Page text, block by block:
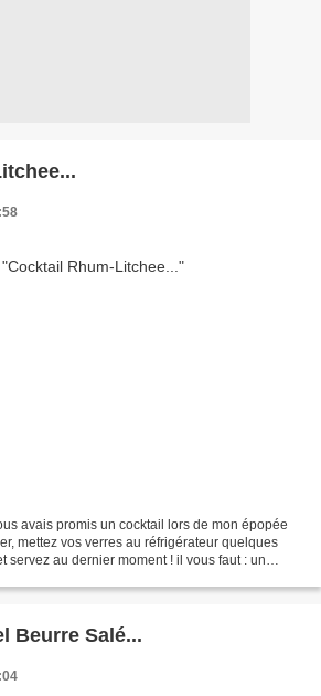
avais promis un cocktail lors de mon épopée
mettez vos verres au réfrigérateur quelques
servez au dernier moment ! il vous faut : un
Beurre Salé...